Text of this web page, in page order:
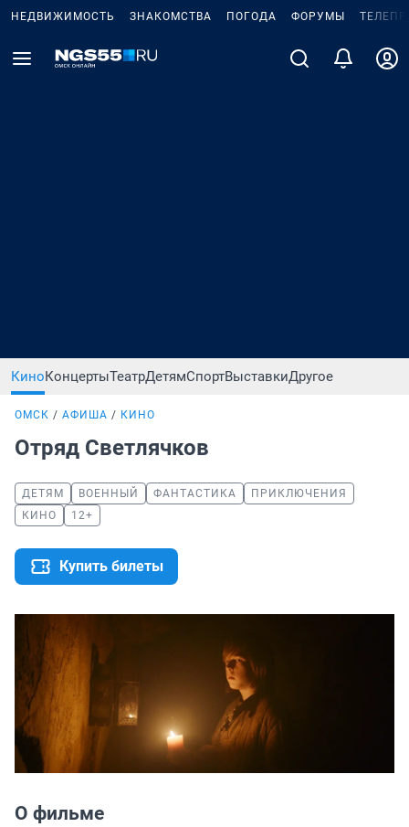
НЕДВИЖИМОСТЬ ЗНАКОМСТВА ПОГОДА ФОРУМЫ
КиноКонцертыТеатрДетямСпортВыставкиДругое
ОМСК АФИША КИНО
Отряд Светлячков
ДЕТЯМ ВОЕННЫЙ ФАНТАСТИКА
ПРИКЛЮЧЕНИЯ
КИНО
12+
Купить билеты
О фильме